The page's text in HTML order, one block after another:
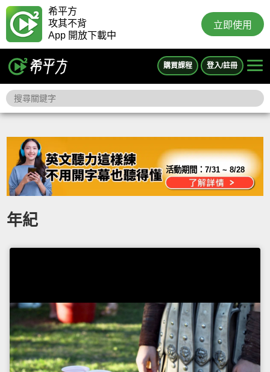
希平方
攻其不背
App 開放下載中
立即使用
購買課程 登入/註冊
活動期間：7/31 ~ 8/28
年紀